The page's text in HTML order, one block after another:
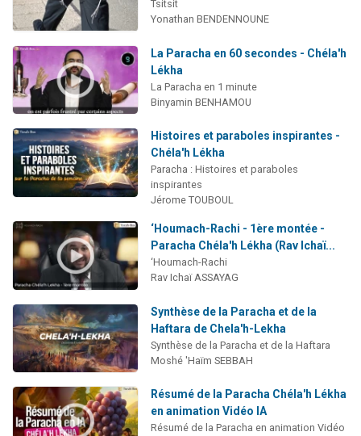
Tsitsit
Yonathan BENDENNOUNE
La Paracha en 60 secondes - Chéla'h
Lékha
La Paracha en 1 minute
Binyamin BENHAMOU
Histoires et paraboles inspirantes -
Chéla'h Lékha
Paracha : Histoires et paraboles
inspirantes
Jérome TOUBOUL
‘Houmach-Rachi - 1ère montée -
Paracha Chéla'h Lékha (Rav Ichaï...
‘Houmach-Rachi
Rav Ichaï ASSAYAG
Synthèse de la Paracha et de la
Haftara de Chela'h-Lekha
Synthèse de la Paracha et de la Haftara
Moshé 'Haïm SEBBAH
Résumé de la Paracha Chéla'h Lékha
en animation Vidéo IA
Résumé de la Paracha en animation Vidéo